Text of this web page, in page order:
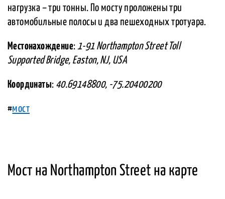
нагрузка – три тонны. По мосту проложены три
автомобильные полосы и два пешеходных тротуара.
Местонахождение: 1-91 Northampton Street Toll
Supported Bridge, Easton, NJ, USA
Координаты: 40.69148800, -75.20400200
#мост
Мост на Northampton Street на карте